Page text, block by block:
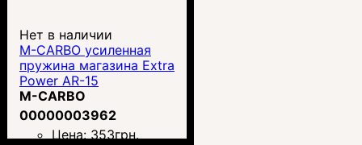
Нет в наличии
M-CARBO усиленная
пружина магазина Extra
Power AR-15
M-CARBO
00000003962
Цена: 353грн.